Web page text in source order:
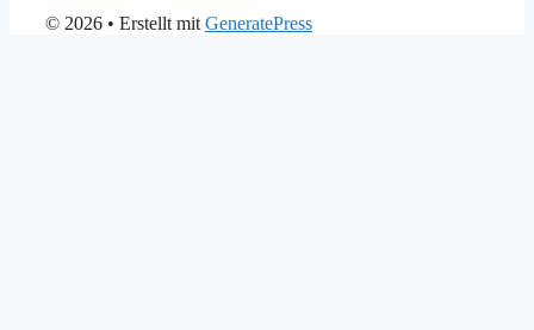
© 2026 • Erstellt mit GeneratePress